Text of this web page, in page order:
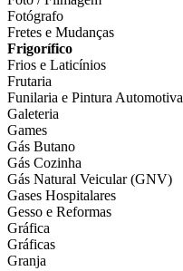
Fotógrafo
Fretes e Mudanças
Frigorífico
Frios e Laticínios
Frutaria
Funilaria e Pintura Automotiva
Galeteria
Games
Gás Butano
Gás Cozinha
Gás Natural Veicular (GNV)
Gases Hospitalares
Gesso e Reformas
Gráfica
Gráficas
Granja